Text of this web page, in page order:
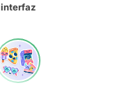
interfaz